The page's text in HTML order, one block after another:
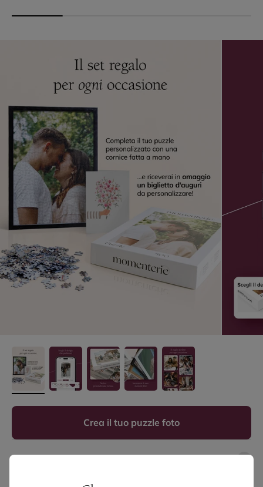
Crea il tuo puzzle foto
Che cos’è un Puzzle foto?